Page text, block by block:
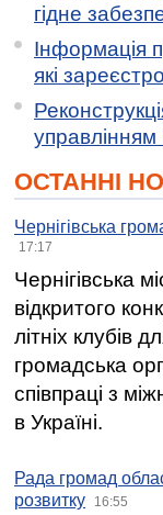
гідне
Інформація
які
ОСТАННІ
Чернігівська
17:17
Чернігівська
відкритого
літніх клубів
громадська
співпраці з
в Україні.
Рада громад
розвитку
16:55